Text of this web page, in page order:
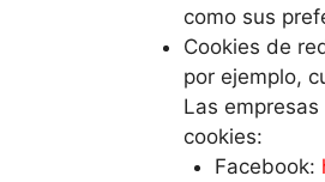
como sus
Cookies de
por ejemplo,
Las
cookies:
Facebook: